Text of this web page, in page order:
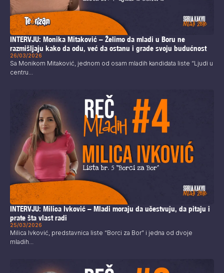
INTERVJU: Monika Mitaković – Želimo da mladi u Boru ne
razmišljaju kako da odu, već da ostanu i grade svoju budućnost
26/03/2026
Sa Monikom Mitaković, jednom od osam mladih kandidata liste “Ljudi u
centru...
INTERVJU: Milica Ivković – Mladi moraju da učestvuju, da pitaju i
prate šta vlast radi
25/03/2026
Milica Ivković, predstavnica liste “Borci za Bor” i jedna od dvoje
mladih...